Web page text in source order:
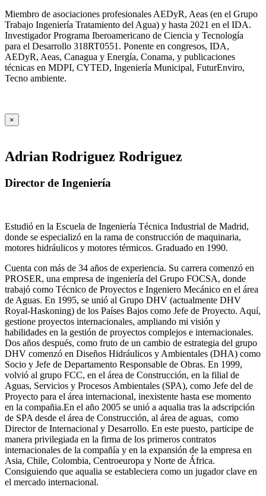
Miembro de asociaciones profesionales AEDyR, Aeas (en el Grupo
Trabajo Ingeniería Tratamiento del Agua) y hasta 2021 en el IDA.
Investigador Programa Iberoamericano de Ciencia y Tecnología
para el Desarrollo 318RT0551. Ponente en congresos, IDA,
AEDyR, Aeas, Canagua y Energía, Conama, y publicaciones
técnicas en MDPI, CYTED, Ingeniería Municipal, FuturEnviro,
Tecno ambiente.
×
Adrian Rodriguez Rodriguez
Director de Ingeniería
Estudió en la Escuela de Ingeniería Técnica Industrial de Madrid,
donde se especializó en la rama de construcción de maquinaria,
motores hidráulicos y motores térmicos. Graduado en 1990.
Cuenta con más de 34 años de experiencia. Su carrera comenzó en
PROSER, una empresa de ingeniería del Grupo FOCSA, donde
trabajó como Técnico de Proyectos e Ingeniero Mecánico en el área
de Aguas. En 1995, se unió al Grupo DHV (actualmente DHV
Royal-Haskoning) de los Países Bajos como Jefe de Proyecto. Aquí,
gestione proyectos internacionales, ampliando mi visión y
habilidades en la gestión de proyectos complejos e internacionales.
Dos años después, como fruto de un cambio de estrategia del grupo
DHV comenzó en Diseños Hidráulicos y Ambientales (DHA) como
Socio y Jefe de Departamento Responsable de Obras. En 1999,
volvió al grupo FCC, en el área de Construcción, en la filial de
Aguas, Servicios y Procesos Ambientales (SPA), como Jefe del de
Proyecto para el área internacional, inexistente hasta ese momento
en la compañia.En el año 2005 se unió a aqualia tras la adscripción
de SPA desde el área de Construcción, al área de aguas, como
Director de Internacional y Desarrollo. En este puesto, participe de
manera privilegiada en la firma de los primeros contratos
internacionales de la compañía y en la expansión de la empresa en
Asia, Chile, Colombia, Centroeuropa y Norte de África.
Consiguiendo que aqualia se estableciera como un jugador clave en
el mercado internacional.